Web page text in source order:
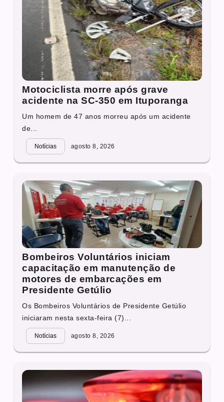
Motociclista morre após grave
acidente na SC-350 em Ituporanga
Um homem de 47 anos morreu após um acidente
de...
Notícias agosto 8, 2026
Bombeiros Voluntários iniciam
capacitação em manutenção de
motores de embarcações em
Presidente Getúlio
Os Bombeiros Voluntários de Presidente Getúlio
iniciaram nesta sexta-feira (7)...
Notícias agosto 8, 2026